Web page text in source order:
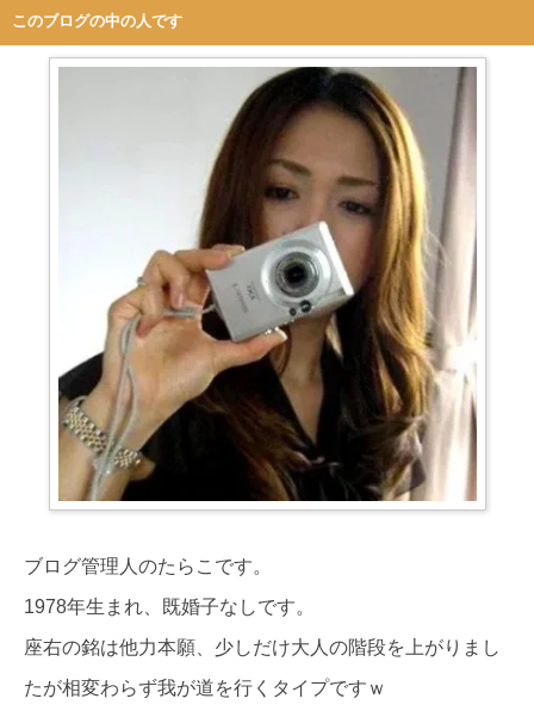
このブログの中の人です
ブログ管理人のたらこです。
1978年生まれ、既婚子なしです。
座右の銘は他力本願、少しだけ大人の階段を上がりまし
たが相変わらず我が道を行くタイプですｗ